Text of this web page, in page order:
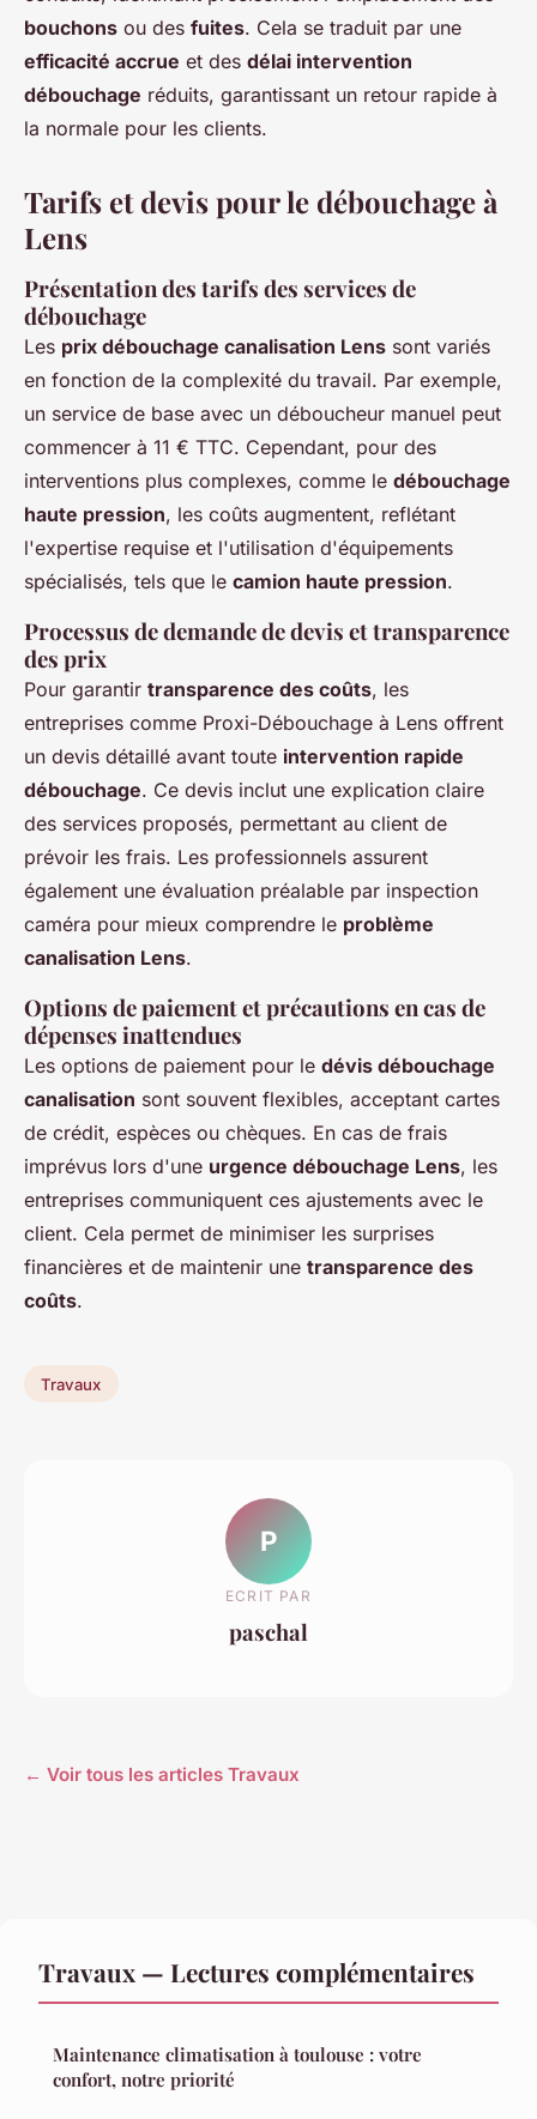
bouchons ou des fuites. Cela se traduit par une
efficacité accrue et des délai intervention
débouchage réduits, garantissant un retour rapide à
la normale pour les clients.
Tarifs et devis pour le débouchage à
Lens
Présentation des tarifs des services de
débouchage
Les prix débouchage canalisation Lens sont variés
en fonction de la complexité du travail. Par exemple,
un service de base avec un déboucheur manuel peut
commencer à 11 € TTC. Cependant, pour des
interventions plus complexes, comme le débouchage
haute pression, les coûts augmentent, reflétant
l'expertise requise et l'utilisation d'équipements
spécialisés, tels que le camion haute pression.
Processus de demande de devis et transparence
des prix
Pour garantir transparence des coûts, les
entreprises comme Proxi-Débouchage à Lens offrent
un devis détaillé avant toute intervention rapide
débouchage. Ce devis inclut une explication claire
des services proposés, permettant au client de
prévoir les frais. Les professionnels assurent
également une évaluation préalable par inspection
caméra pour mieux comprendre le problème
canalisation Lens.
Options de paiement et précautions en cas de
dépenses inattendues
Les options de paiement pour le dévis débouchage
canalisation sont souvent flexibles, acceptant cartes
de crédit, espèces ou chèques. En cas de frais
imprévus lors d'une urgence débouchage Lens, les
entreprises communiquent ces ajustements avec le
client. Cela permet de minimiser les surprises
financières et de maintenir une transparence des
coûts.
Travaux
P
ECRIT PAR
paschal
← Voir tous les articles Travaux
Travaux — Lectures complémentaires
Maintenance climatisation à toulouse : votre
confort, notre priorité